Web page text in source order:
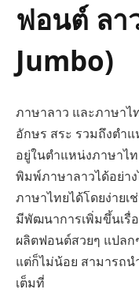
ฟอนต์ ลา
Jumbo)
ภาษาลาว และภาษา
อักษร สระ รวมถึงตำ
อยู่ในตำแหน่งภาษาไ
พิมพ์ภาษาลาวได้อย่า
ภาษาไทยได้โดยง่าย
มีพัฒนาการเพิ่มขึ้นเรื่
ผลิตฟอนต์สวยๆ แปลก
แต่ก็ไม่น้อย สามารถน
เต็มที่